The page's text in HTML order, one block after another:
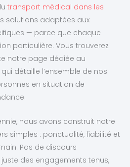
transport médical dans les
solutions adaptées aux
— parce que chaque
particulière. Vous trouverez
notre page dédiée au
qui détaille l’ensemble de nos
en situation de
nous avons construit notre
simples : ponctualité, fiabilité et
Pas de discours
des engagements tenus,